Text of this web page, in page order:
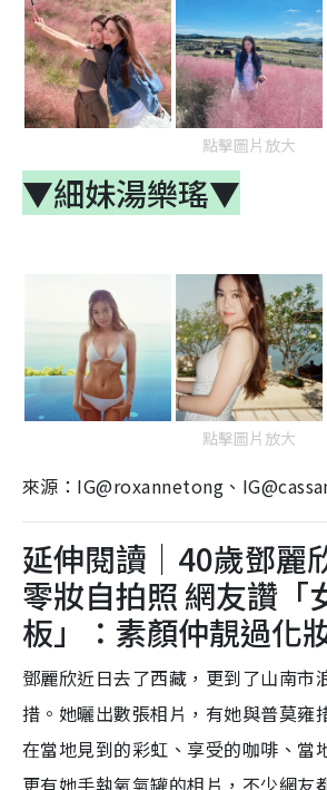
點擊圖片放大
▼細妹湯樂瑤▼
點擊圖片放大
來源：IG@roxannetong、
延伸閱讀｜40歲鄧麗
零妝自拍照 網友讚「
板」：素顏仲靚過化
鄧麗欣近日去了西藏，更到了山南市
措。她曬出數張相片，有她與普莫雍
在當地見到的彩虹、享受的咖啡、當